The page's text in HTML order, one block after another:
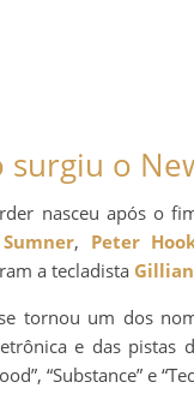
surgiu o
nasceu após o
, Peter
a tecladista
tornou um dos
e das pistas
“Substance” e